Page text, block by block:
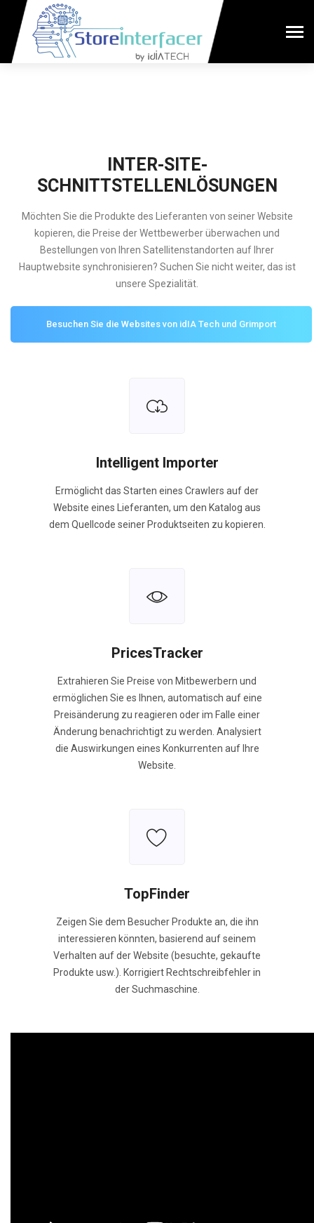
INTER-SITE-
SCHNITTSTELLENLÖSUNGEN
Möchten Sie die Produkte des Lieferanten von seiner Website
kopieren, die Preise der Wettbewerber überwachen und
Bestellungen von Ihren Satellitenstandorten auf Ihrer
Hauptwebsite synchronisieren? Suchen Sie nicht weiter, das ist
unsere Spezialität.
Besuchen Sie die Websites von idIA Tech und Grimport
Intelligent Importer
Ermöglicht das Starten eines Crawlers auf der
Website eines Lieferanten, um den Katalog aus
dem Quellcode seiner Produktseiten zu kopieren.
PricesTracker
Extrahieren Sie Preise von Mitbewerbern und
ermöglichen Sie es Ihnen, automatisch auf eine
Preisänderung zu reagieren oder im Falle einer
Änderung benachrichtigt zu werden. Analysiert
die Auswirkungen eines Konkurrenten auf Ihre
Website.
TopFinder
Zeigen Sie dem Besucher Produkte an, die ihn
interessieren könnten, basierend auf seinem
Verhalten auf der Website (besuchte, gekaufte
Produkte usw.). Korrigiert Rechtschreibfehler in
der Suchmaschine.